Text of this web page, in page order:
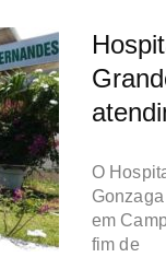
O
em
fim de